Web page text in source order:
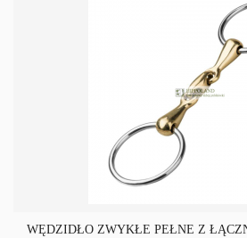
WĘDZIDŁO ZWYKŁE PEŁNE Z